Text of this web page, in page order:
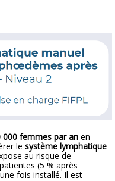
000 femmes par an en
le système lymphatique
au risque de
(5 % après
fois installé. Il est